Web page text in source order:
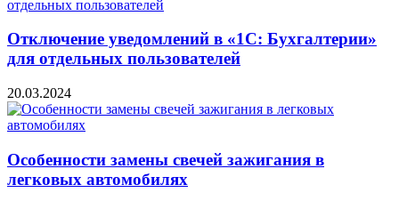
Отключение уведомлений в «1С: Бухгалтерии»
для отдельных пользователей
20.03.2024
Особенности замены свечей зажигания в
легковых автомобилях